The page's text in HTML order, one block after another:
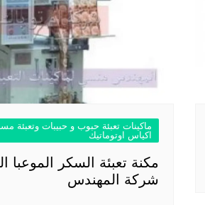
ماكينات تعبئة حبوب و حبيبات وتعبئة
اكياس اوتوماتيك
مكنة تعبئة السكر الموعبا
شركة المهندس